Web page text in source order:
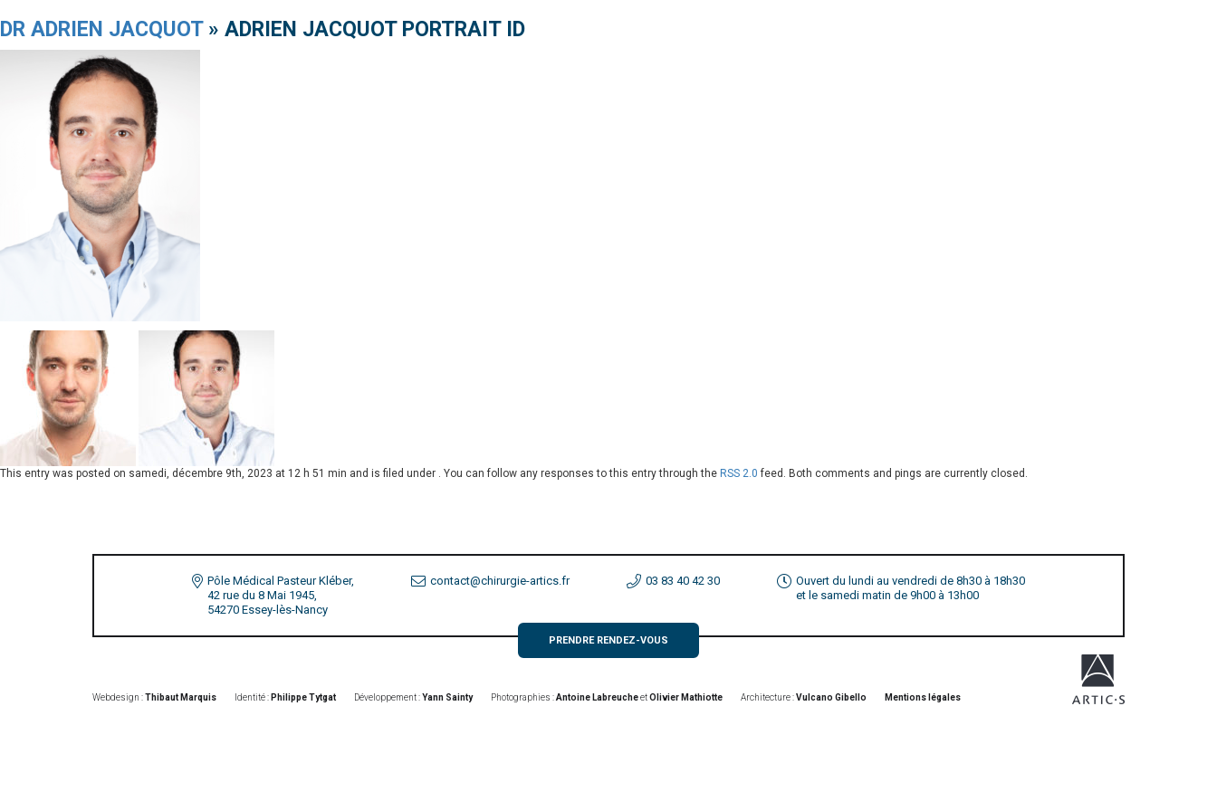
DR ADRIEN JACQUOT» ADRIEN JACQUOT PORTRAIT ID
This entry was posted on samedi, décembre 9th, 2023 at 12 h 51 min and is filed under . You can follow any responses to this entry through the RSS 2.0 feed. Both comments and pings are currently closed.
Pôle Médical Pasteur Kléber,
42 rue du 8 Mai 1945,
54270 Essey-lès-Nancy
contact@chirurgie-artics.fr 03 83 40 42 30
Ouvert du lundi au vendredi de 8h30 à 18h30
et le samedi matin de 9h00 à 13h00
PRENDRE RENDEZ-VOUS
Webdesign :Thibaut Marquis Identité : Philippe Tytgat Développement :Yann Sainty Photographies :Antoine LabreucheetOlivier Mathiotte Architecture :Vulcano Gibello Mentions légales